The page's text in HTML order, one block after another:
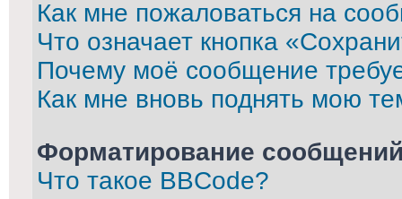
Как мне пожаловаться на
Что означает кнопка
Почему моё сообщение
Как мне вновь поднять мою
Форматирование
Что такое BBCode?